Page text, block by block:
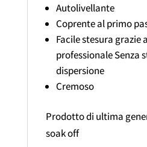
Autolivellante
Coprente al primo
Facile stesura grazie
professionale Senza
dispersione
Cremoso
Prodotto di ultima
soak off